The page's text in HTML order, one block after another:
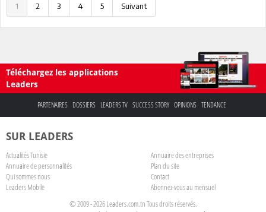
1 2 3 4 5 Suivant
Téléchargez les applications
Leaders
PARTENAIRES DOSSIERS LEADERS TV SUCCESS STORY OPINIONS TENDANCE
SUR LEADERS
Actualités Tunisie
Annuaire des entreprises
Annuaire de personnalités
Plan du site
Qui sommes nous
Contact
Leaders Mobile
Abonnez-vous au mensuel
© 2009 - 2026 Leaders.com.tn Tous droits réservés.